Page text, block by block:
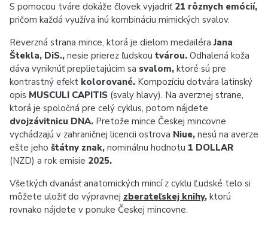
S pomocou tváre dokáže človek vyjadriť 21 rôznych emócií,
pričom každá využíva inú kombináciu mimických svalov.
Reverzná strana mince, ktorá je dielom medailéraJana
Štekla, DiS., nesie prierez ľudskou tvárou. Odhalená koža
dáva vyniknúť preplietajúcim sa svalom, ktoré sú pre
kontrastný efekt kolorované. Kompozíciu dotvára latinský
opis MUSCULI CAPITIS (svaly hlavy). Na averznej strane,
ktorá je spoločná pre celý cyklus, potom nájdete
dvojzávitnicu DNA. Pretože mince Českej mincovne
vychádzajú v zahraničnej licencii ostrova Niue, nesú na averze
ešte jeho štátny znak, nominálnu hodnotu 1 DOLLAR
(NZD) a rok emisie 2025.
Všetkých dvanásť anatomických mincí z cyklu Ľudské telo si
môžete uložiť do výpravnej zberateľskej knihy, ktorú
rovnako nájdete v ponuke Českej mincovne.